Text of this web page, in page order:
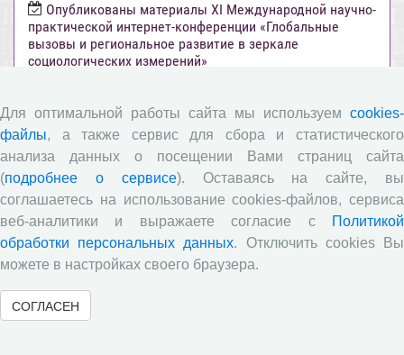
Опубликованы материалы XI Международной научно-
практической интернет-конференции «Глобальные
вызовы и региональное развитие в зеркале
социологических измерений»
аналитического бюллетеня «Эффективность
государственного управления в оценках населения»,
посвященный результатам социологического опроса
жителей Вологодской области в июне 2026 года
Развитие академической науки в регионе: круглый
стол с участием представителей Санкт‑Петербурга и
Вологодской области
Объявления
Для оптимальной работы сайта мы используем cookies-
файлы, а также сервис для сбора и статистического
анализа данных о посещении Вами страниц сайта
(подробнее о сервисе). Оставаясь на сайте, вы
соглашаетесь на использование cookies-файлов, сервиса
веб-аналитики и выражаете согласие с
Политикой
обработки персональных данных. Отключить cookies Вы
можете в настройках своего браузера.
СОГЛАСЕН